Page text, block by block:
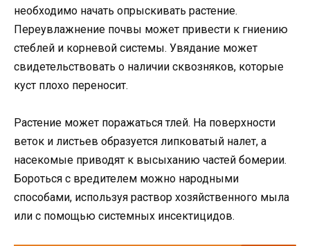
необходимо начать опрыскивать растение.
Переувлажнение почвы может привести к гниению
стеблей и корневой системы. Увядание может
свидетельствовать о наличии сквозняков, которые
куст плохо переносит.
Растение может поражаться тлей. На поверхности
веток и листьев образуется липковатый налет, а
насекомые приводят к высыханию частей бомерии.
Бороться с вредителем можно народными
способами, используя раствор хозяйственного мыла
или с помощью системных инсектицидов.